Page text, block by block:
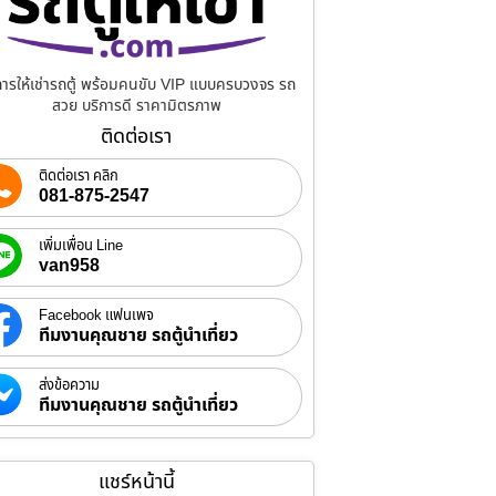
รให้เช่ารถตู้ พร้อมคนขับ VIP แบบครบวงจร รถ
สวย บริการดี ราคามิตรภาพ
ติดต่อเรา
ติดต่อเรา คลิก
081-875-2547
เพิ่มเพื่อน Line
van958
Facebook แฟนเพจ
ทีมงานคุณชาย รถตู้นำเที่ยว
ส่งข้อความ
ทีมงานคุณชาย รถตู้นำเที่ยว
แชร์หน้านี้